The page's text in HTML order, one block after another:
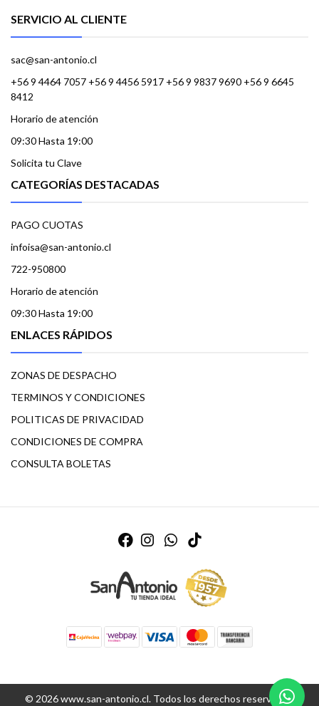
SERVICIO AL CLIENTE
sac@san-antonio.cl
+56 9 4464 7057 +56 9 4456 5917 +56 9 9837 9690 +56 9 6645
8412
Horario de atención
09:30 Hasta 19:00
Solicita tu Clave
CATEGORÍAS DESTACADAS
PAGO CUOTAS
infoisa@san-antonio.cl
722-950800
Horario de atención
09:30 Hasta 19:00
ENLACES RÁPIDOS
ZONAS DE DESPACHO
TERMINOS Y CONDICIONES
POLITICAS DE PRIVACIDAD
CONDICIONES DE COMPRA
CONSULTA BOLETAS
© 2026 www.san-antonio.cl. Todos los derechos reservados.